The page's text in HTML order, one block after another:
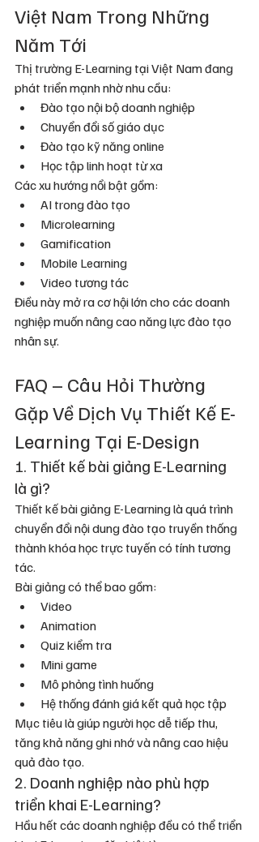
Việt Nam Trong Những
Năm Tới
Thị trường E-Learning tại Việt Nam đang
phát triển mạnh nhờ nhu cầu:
Đào tạo nội bộ doanh nghiệp
Chuyển đổi số giáo dục
Đào tạo kỹ năng online
Học tập linh hoạt từ xa
Các xu hướng nổi bật gồm:
AI trong đào tạo
Microlearning
Gamification
Mobile Learning
Video tương tác
Điều này mở ra cơ hội lớn cho các doanh
nghiệp muốn nâng cao năng lực đào tạo
nhân sự.
FAQ – Câu Hỏi Thường
Gặp Về Dịch Vụ Thiết Kế E-
Learning Tại E-Design
1. Thiết kế bài giảng E-Learning
là gì?
Thiết kế bài giảng E-Learning là quá trình
chuyển đổi nội dung đào tạo truyền thống
thành khóa học trực tuyến có tính tương
tác.
Bài giảng có thể bao gồm:
Video
Animation
Quiz kiểm tra
Mini game
Mô phỏng tình huống
Hệ thống đánh giá kết quả học tập
Mục tiêu là giúp người học dễ tiếp thu,
tăng khả năng ghi nhớ và nâng cao hiệu
quả đào tạo.
2. Doanh nghiệp nào phù hợp
triển khai E-Learning?
Hầu hết các doanh nghiệp đều có thể triển